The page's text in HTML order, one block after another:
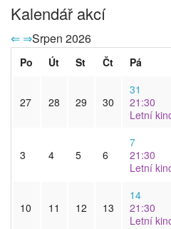
Kalendář akcí
⇐ ⇒Srpen 2026
Po Út St Čt Pá
27 28 29 30
31
21:30
Letní
3 4 5 6
7
21:30
Letní
10 11 12 13
14
21:30
Letní